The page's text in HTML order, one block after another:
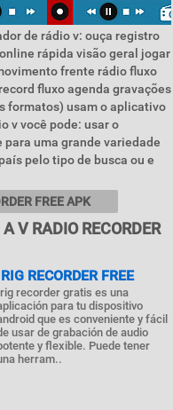
de rádio v: ouça registro
rápida visão geral jogar
frente rádio fluxo
fluxo agenda gravações
formatos) usam o aplicativo
v você pode: usar o
uma grande variedade
pelo tipo de busca ou e
FREE APK
V RADIO RECORDER
RECORDER FREE
recorder gratis es una
para tu dispositivo
que es conveniente y fácil
usar de grabación de audio
y flexible. Puede tener
herram..